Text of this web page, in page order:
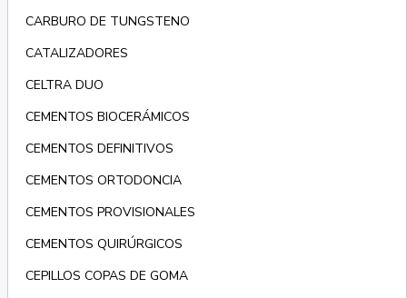
CARBURO DE TUNGSTENO
CATALIZADORES
CELTRA DUO
CEMENTOS BIOCERÁMICOS
CEMENTOS DEFINITIVOS
CEMENTOS ORTODONCIA
CEMENTOS PROVISIONALES
CEMENTOS QUIRÚRGICOS
CEPILLOS COPAS DE GOMA